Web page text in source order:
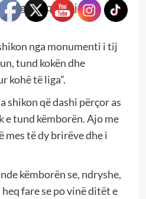
zagarët që ruajnë
nga monumenti i tij
tund kokën dhe
kohë të liga”.
shikon që dashi përçor as
e tund këmborën. Ajo me
mes të dy brirëve dhe i
këmborën se, ndryshe,
fare se po vinë ditët e